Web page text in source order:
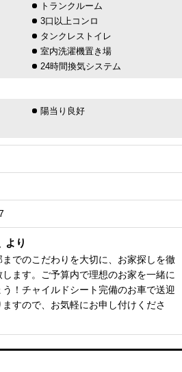
トランクルーム
3口以上コンロ
タンクレストイレ
室内洗濯機置き場
24時間換気システム
陽当り良好
より
までのこだわりを大切に、お家探しを徹
します。ご予算内で理想のお家を一緒に
う！チャイルドシート完備のお車で送迎
ますので、お気軽にお申し付けくださ